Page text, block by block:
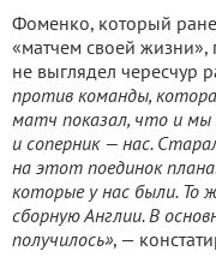
Фоменко, который
«матчем своей жизни»,
не выглядел чересчур
против команды,
матч показал, что и мы
и соперник — нас.
на этот поединок
которые у нас были. То
сборную Англии. В
получилось», —